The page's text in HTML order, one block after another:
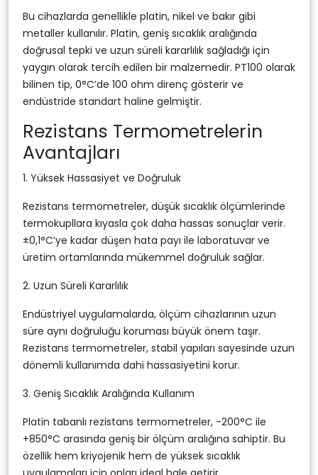
Bu cihazlarda genellikle platin, nikel ve bakır gibi
metaller kullanılır. Platin, geniş sıcaklık aralığında
doğrusal tepki ve uzun süreli kararlılık sağladığı için
yaygın olarak tercih edilen bir malzemedir. PT100 olarak
bilinen tip, 0°C’de 100 ohm direnç gösterir ve
endüstride standart haline gelmiştir.
Rezistans Termometrelerin
Avantajları
1. Yüksek Hassasiyet ve Doğruluk
Rezistans termometreler, düşük sıcaklık ölçümlerinde
termokupllara kıyasla çok daha hassas sonuçlar verir.
±0,1°C’ye kadar düşen hata payı ile laboratuvar ve
üretim ortamlarında mükemmel doğruluk sağlar.
2. Uzun Süreli Kararlılık
Endüstriyel uygulamalarda, ölçüm cihazlarının uzun
süre aynı doğruluğu koruması büyük önem taşır.
Rezistans termometreler, stabil yapıları sayesinde uzun
dönemli kullanımda dahi hassasiyetini korur.
3. Geniş Sıcaklık Aralığında Kullanım
Platin tabanlı rezistans termometreler, -200°C ile
+850°C arasında geniş bir ölçüm aralığına sahiptir. Bu
özellik hem kriyojenik hem de yüksek sıcaklık